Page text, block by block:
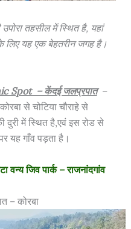
तहसील में स्थित है, यहां
लिए यह एक बेहतरीन जगह है।
Spot – केंदई जलप्रपात–
से चोटिया चौराहे से
दुरी में स्थित है,एवं इस रोड से
यह गाँव पड़ता है।
वन्य जिव पार्क – राजनांदगांव
– कोरबा